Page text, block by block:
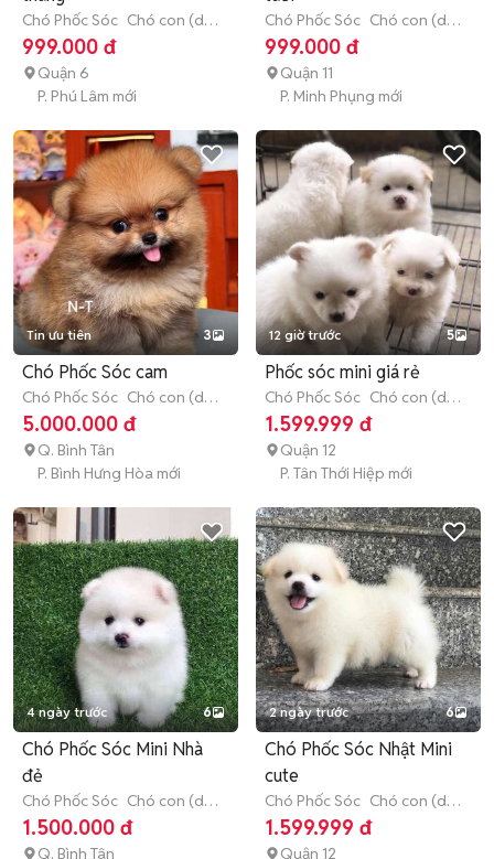
Chó Phốc Sóc Chó con (dưới
3 tháng tuổi)
999.000 đ
Quận 6
P. Phú Lâm mới
Chó Phốc Sóc Chó con (dưới
3 tháng tuổi)
999.000 đ
Quận 11
P. Minh Phụng mới
Tin ưu tiên 3
Chó Phốc Sóc cam
Chó Phốc Sóc Chó con (dưới
3 tháng tuổi)
5.000.000 đ
Q. Bình Tân
P. Bình Hưng Hòa mới
12 giờ trước 5
Phốc sóc mini giá rẻ
Chó Phốc Sóc Chó con (dưới
3 tháng tuổi)
1.599.999 đ
Quận 12
P. Tân Thới Hiệp mới
4 ngày trước 6
Chó Phốc Sóc Mini Nhà
đẻ
Chó Phốc Sóc Chó con (dưới
3 tháng tuổi)
1.500.000 đ
Q. Bình Tân
2 ngày trước 6
Chó Phốc Sóc Nhật Mini
cute
Chó Phốc Sóc Chó con (dưới
3 tháng tuổi)
1.599.999 đ
Quận 12